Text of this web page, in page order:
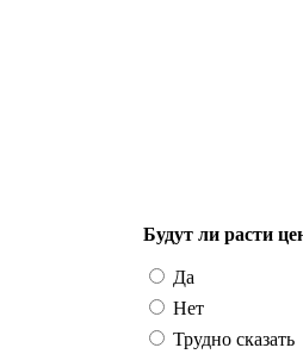
Будут ли расти
Да
Нет
Трудно сказать